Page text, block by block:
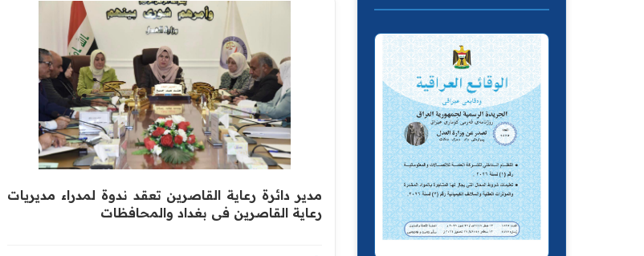
مدير دائرة رعاية القاصرين تعقد ندوة لمدراء مديريات
رعاية القاصرين في بغداد والمحافظات